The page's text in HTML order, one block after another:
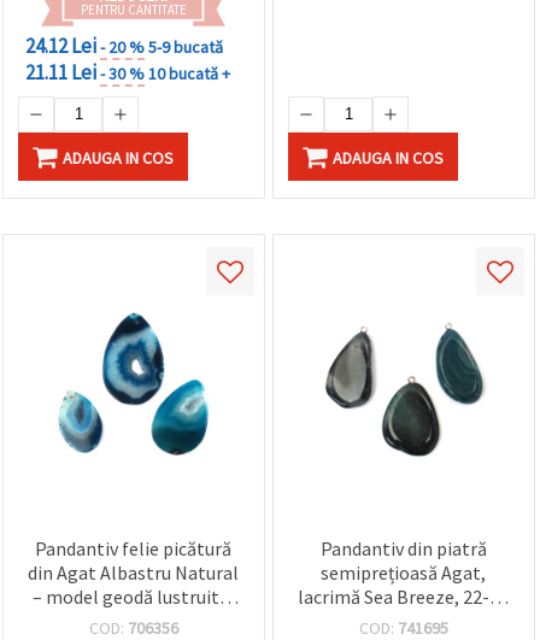
PENTRU CANTITATE
24.12 Lei- 20 %5-9 bucată
21.11 Lei- 30 %10 bucată +
ADAUGA IN COS ADAUGA IN COS
Pandantiv felie picătură
din Agat Albastru Natural
– model geodă lustruită,
charm din piatră cu gaură
COD: 706356
Pandantiv din piatră
semiprețioasă Agat,
lacrimă Sea Breeze, 22-35
x 35-60 x 6-8 mm, asortat
COD: 741695